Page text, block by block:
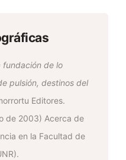
fundación de lo
pulsión, destinos del
Editores.
de 2003) Acerca de
en la Facultad de